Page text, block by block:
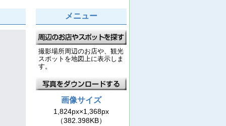
メニュー
撮影場所周辺のお店や、観光
スポットを地図上に表示しま
す。
画像サイズ
1,824px×1,368px
（382.398KB）